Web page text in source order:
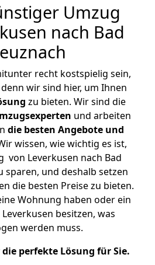
Umzug
nach Bad
recht kostspielig sein,
wir sind hier, um Ihnen
zu bieten. Wir sind die
und arbeiten
die besten Angebote und
wissen, wie wichtig es ist,
von Leverkusen nach Bad
sparen, und deshalb setzen
die besten Preise zu bieten.
Wohnung haben oder ein
besitzen, was
werden muss.
perfekte Lösung für Sie.